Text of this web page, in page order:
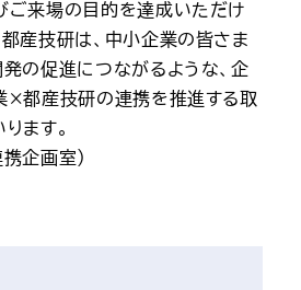
ご来場の目的を達成いただけ
産技研は、中小企業の皆さま
の促進につながるような、企
×都産技研の連携を推進する取
ます。
企画室）